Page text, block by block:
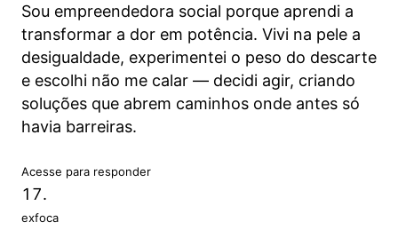
Sou empreendedora social porque aprendi a
transformar a dor em potência. Vivi na pele a
desigualdade, experimentei o peso do descarte
e escolhi não me calar — decidi agir, criando
soluções que abrem caminhos onde antes só
havia barreiras.
Acesse para responder
exfoca